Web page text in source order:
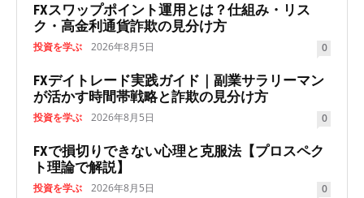
FXスワップポイント運用とは？仕組み・リス
ク・高金利通貨詐欺の見分け方
投資を学ぶ 2026年8月5日 0
FXデイトレード実践ガイド｜副業サラリーマン
が活かす時間帯戦略と詐欺の見分け方
投資を学ぶ 2026年8月5日 0
FXで損切りできない心理と克服法【プロスペク
ト理論で解説】
投資を学ぶ 2026年8月5日 0